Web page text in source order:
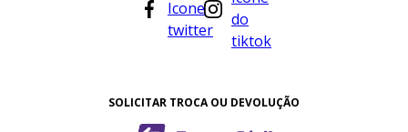
SOLICITAR TROCA OU DEVOLUÇÃO